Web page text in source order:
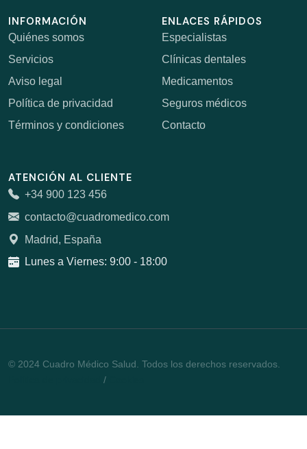
INFORMACIÓN
Quiénes somos
Servicios
Aviso legal
Política de privacidad
Términos y condiciones
ENLACES RÁPIDOS
Especialistas
Clínicas dentales
Medicamentos
Seguros médicos
Contacto
ATENCIÓN AL CLIENTE
+34 900 123 456
contacto@cuadromedico.com
Madrid, España
Lunes a Viernes: 9:00 - 18:00
© 2024 Cuadro Médico Salud. Todos los derechos reservados.
/